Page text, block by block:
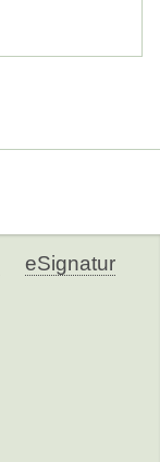
eSignatur